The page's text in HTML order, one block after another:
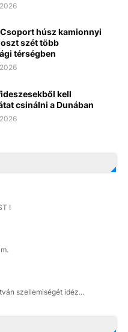
húsz kamionnyi
szét több
térségben
kell
csinálni a Dunában
!
szellemiségét idéz...